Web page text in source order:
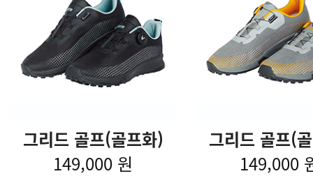
그리드 골프(골프화)
149,000 원
그리드 골프(
149,000